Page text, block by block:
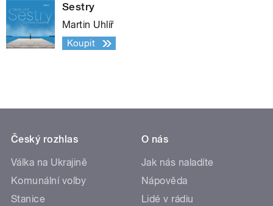
Sestry
Martin Uhlíř
Koupit
Český rozhlas
Válka na Ukrajině
Komunální volby
Stanice
O nás
Jak nás naladíte
Nápověda
Lidé v rádiu